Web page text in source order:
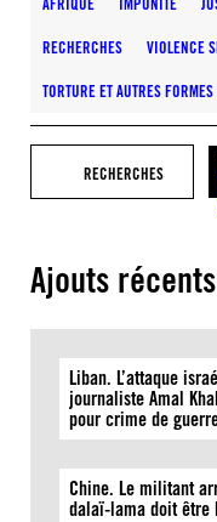
RECHERCHES VIOLENCE
TORTURE ET AUTRES
RECHERCHES
Ajouts récents
Liban. L’attaque
journaliste Amal
pour crime de
Chine. Le militant
dalaï-lama doit être